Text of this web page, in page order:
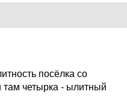
посёлка со
четырка - ылитный